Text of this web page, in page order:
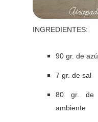
INGREDIENTES:
90 gr. de
7 gr. de sal
80 gr. de
ambiente